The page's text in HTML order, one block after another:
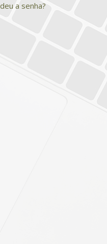
a senha?